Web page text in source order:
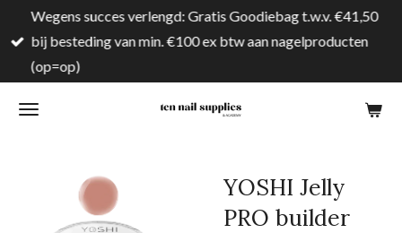
direct
naar
hoofdinhoud
Wegens succes verlengd: Gratis Goodiebag t.w.v. €41,50
bij besteding van min. €100 ex btw aan nagelproducten
(op=op)
YOSHI Jelly
PRO builder